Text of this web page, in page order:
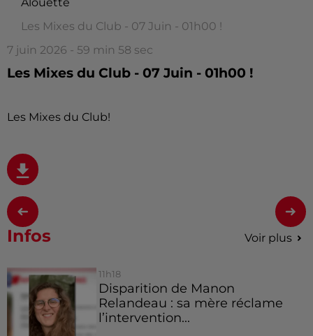
Les Mixes du Club - 07 Juin - 01h00 !
7 juin 2026 - 59 min 58 sec
Les Mixes du Club - 07 Juin - 01h00 !
Les Mixes du Club!
Infos Voir plus
11h18
Disparition de Manon
Relandeau : sa mère réclame
l’intervention...